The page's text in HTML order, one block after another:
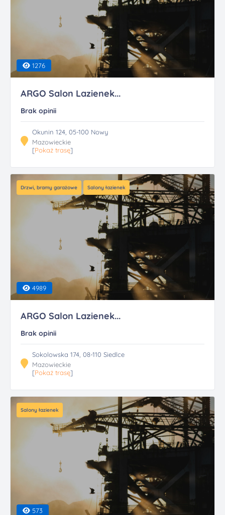
1276
ARGO Salon Lazienek...
Brak opinii
Okunin 124, 05-100 Nowy
Mazowieckie
[Pokaż trasę]
Drzwi, bramy garażowe Salony łazienek
4989
ARGO Salon Lazienek...
Brak opinii
Sokolowska 174, 08-110 Siedlce
Mazowieckie
[Pokaż trasę]
Salony łazienek
573